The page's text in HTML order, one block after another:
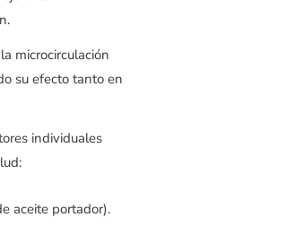
microcirculación
su efecto tanto en
individuales
aceite portador).